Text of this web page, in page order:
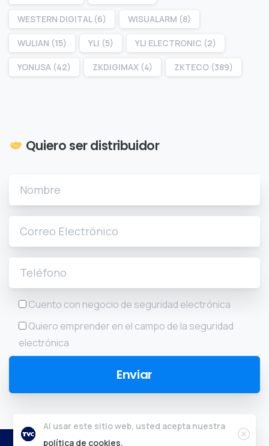
WESTERN DIGITAL(6) WISUALARM (8)
WULIAN (15) YLI (5) YLI ELECTRONIC (2)
YONUSA (42) ZKDIGIMAX (4) ZKTECO (389)
Quiero ser distribuidor
Cuento con negocio de seguridad electrónica
Quiero emprender en el campo de la seguridad
electrónica
2024 © Tvc.mx - Todos los derechos reservados.
Al usar este sitio web, usted acepta nuestra
política de cookies.